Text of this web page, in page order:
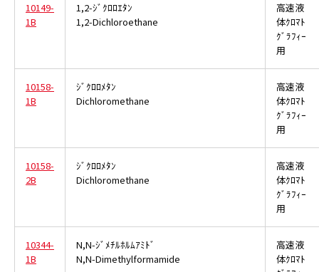
10149-
1B
1,2-ｼﾞｸﾛﾛｴﾀﾝ
1,2-Dichloroethane
高速液
体ｸﾛﾏﾄ
ｸﾞﾗﾌｨｰ
用
10158-
1B
ｼﾞｸﾛﾛﾒﾀﾝ
Dichloromethane
高速液
体ｸﾛﾏﾄ
ｸﾞﾗﾌｨｰ
用
10158-
2B
ｼﾞｸﾛﾛﾒﾀﾝ
Dichloromethane
高速液
体ｸﾛﾏﾄ
ｸﾞﾗﾌｨｰ
用
10344-
1B
N,N-ｼﾞﾒﾁﾙﾎﾙﾑｱﾐﾄﾞ
N,N-Dimethylformamide
高速液
体ｸﾛﾏﾄ